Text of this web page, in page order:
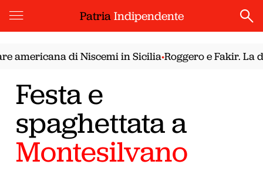
PatriaIndipendente
di Niscemi in Sicilia•Roggero e Fakir. La
Festa e
spaghettata a
Montesilvano